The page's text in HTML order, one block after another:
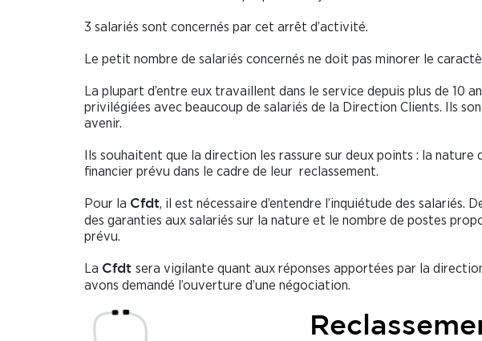
3 salariés sont concernés par cet arrêt d’activité.
Le petit nombre de salariés concernés ne doit pas minorer le
La plupart d’entre eux travaillent dans le service depuis plus de 10
privilégiées avec beaucoup de salariés de la Direction Clients. Ils
avenir.
Ils souhaitent que la direction les rassure sur deux points : la nature
financier prévu dans le cadre de leur reclassement.
Pour la Cfdt, il est nécessaire d’entendre l’inquiétude des salariés.
des garanties aux salariés sur la nature et le nombre de postes
prévu.
La Cfdt sera vigilante quant aux réponses apportées par la
avons demandé l’ouverture d’une négociation.